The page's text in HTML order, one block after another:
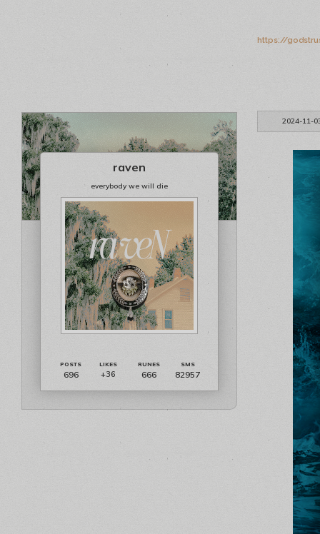
https://
2024-11-
raven
everybody we will die
696 +36 666 82957